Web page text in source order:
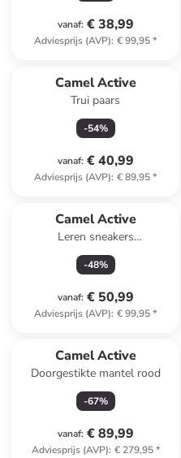
vanaf: € 38,99
Adviesprijs (AVP): € 99,95*
Camel Active
Trui paars
-54%
vanaf: € 40,99
Adviesprijs (AVP): € 89,95*
Camel Active
Leren sneakers
lichtbruin/donkerblauw
-48%
vanaf: € 50,99
Adviesprijs (AVP): € 99,95*
Camel Active
Doorgestikte mantel rood
-67%
vanaf: € 89,99
Adviesprijs (AVP): € 279,95*